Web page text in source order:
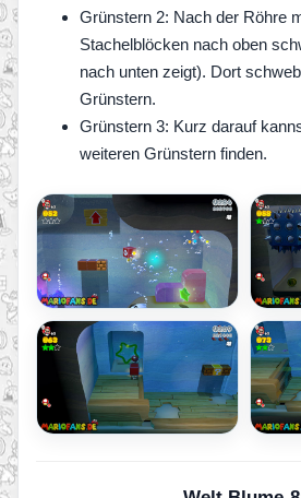
Grünstern 2: Nach der Röhre
Stachelblöcken nach oben
nach unten zeigt). Dort
Grünstern.
Grünstern 3: Kurz darauf
weiteren Grünstern finden.